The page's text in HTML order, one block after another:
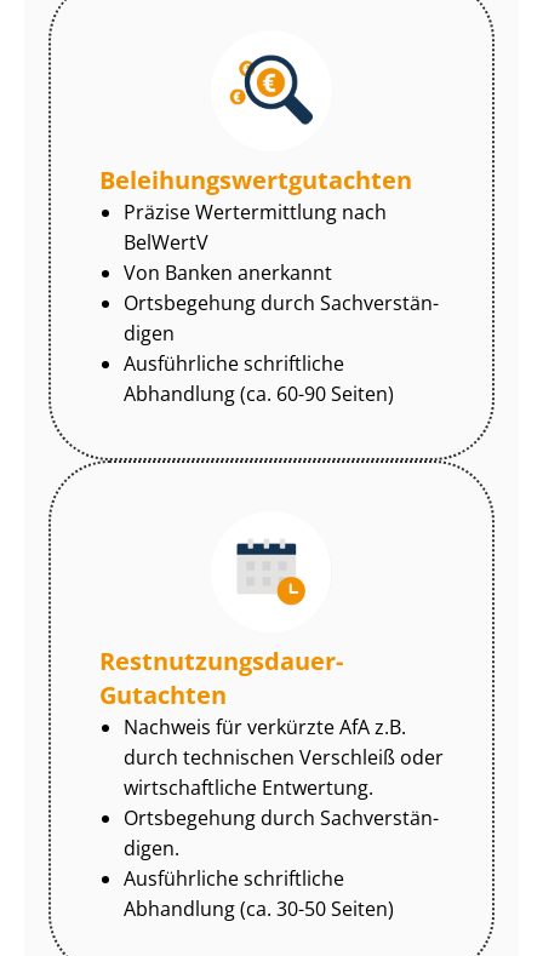
Be­lei­hungs­wert­gut­ach­ten
Präzise Wertermittlung nach
BelWertV
Von Banken anerkannt
Ortsbegehung durch Sach­ver­stän­
di­gen
Ausführliche schriftliche
Abhandlung (ca. 60-90 Seiten)
Rest­nut­zungs­dau­er-
Gutachten
Nachweis für verkürzte AfA z.B.
durch technischen Verschleiß oder
wirtschaftliche Entwertung.
Ortsbegehung durch Sach­ver­stän­
di­gen.
Ausführliche schriftliche
Abhandlung (ca. 30-50 Seiten)